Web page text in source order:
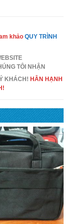
khảo QUY TRÌNH
TÔI NHẬN
KHÁCH! HÂN HẠNH